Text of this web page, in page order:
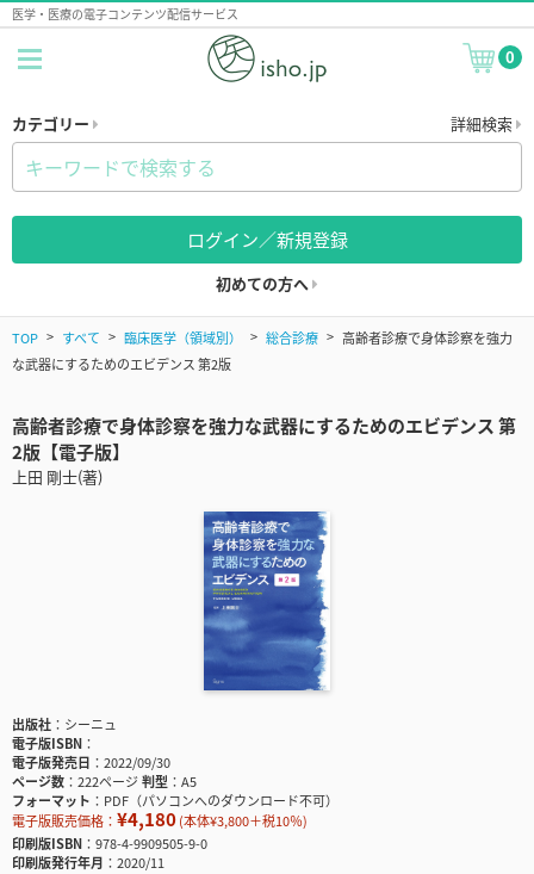
医学・医療の電子コンテンツ配信サービス
0
カテゴリー 詳細検索
ログイン／新規登録
初めての方へ
TOP すべて 臨床医学（領域別） 総合診療
高齢者診療で身体診察を強力
な武器にするためのエビデンス 第2版
高齢者診療で身体診察を強力な武器にするためのエビデンス 第
2版【電子版】
上田 剛士(著)
出版社
シーニュ
電子版ISBN
電子版発売日
2022/09/30
ページ数
222ページ判型
A5
フォーマット
PDF（パソコンへのダウンロード不可）
電子版販売価格： ¥4,180(本体¥3,800＋税10％)
印刷版ISBN
978-4-9909505-9-0
印刷版発行年月
2020/11